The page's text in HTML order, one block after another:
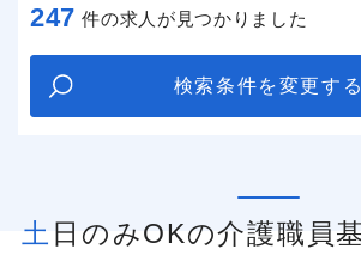
247 件の求人が見つかりました
検索条件を変更する
土日のみOKの介護職員基礎研修の求